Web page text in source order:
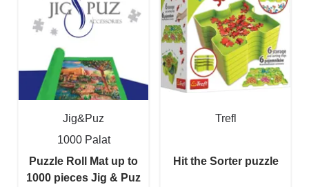
Jig&Puz
1000 Palat
Puzzle Roll Mat up to
1000 pieces Jig & Puz
Trefl
Hit the Sorter puzzle